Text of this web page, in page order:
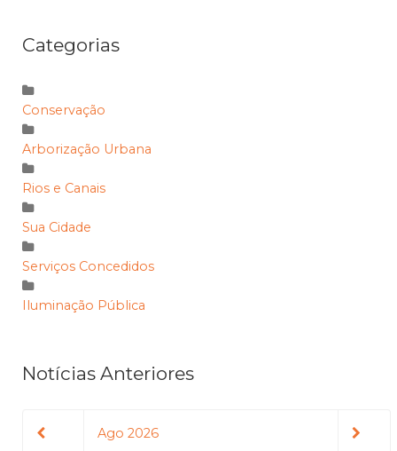
Categorias
Conservação
Arborização Urbana
Rios e Canais
Sua Cidade
Serviços Concedidos
Iluminação Pública
Notícias Anteriores
Ago 2026